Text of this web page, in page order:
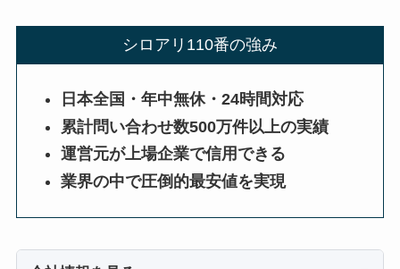
シロアリ110番の強み
日本全国・年中無休・24時間対応
累計問い合わせ数500万件以上の実績
運営元が上場企業で信用できる
業界の中で圧倒的最安値を実現